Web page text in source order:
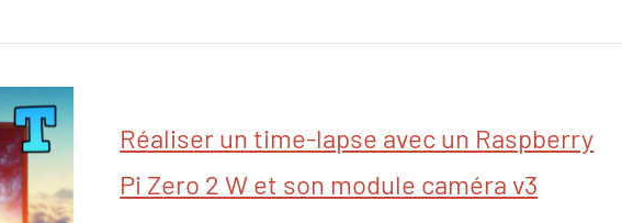
Réaliser un time-lapse avec un Raspberry
Pi Zero 2 W et son module caméra v3